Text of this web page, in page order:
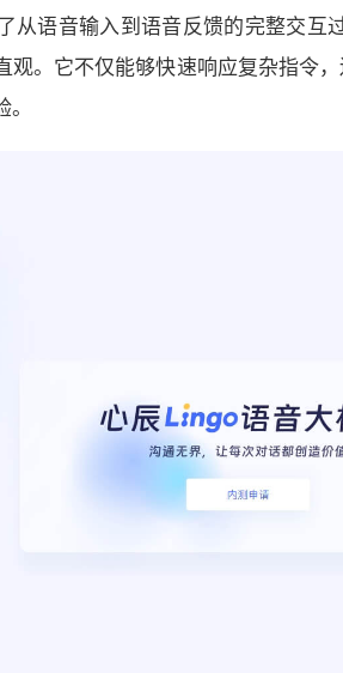
从语音输入到语音反馈的完整交互
观。它不仅能够快速响应复杂指令